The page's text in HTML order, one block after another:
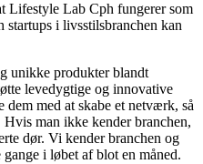
Lifestyle Lab Cph fungerer som
i livsstilsbranchen kan
unikke produkter blandt
levedygtige og innovative
med at skabe et netværk, så
man ikke kender branchen,
dør. Vi kender branchen og
i løbet af blot en måned.